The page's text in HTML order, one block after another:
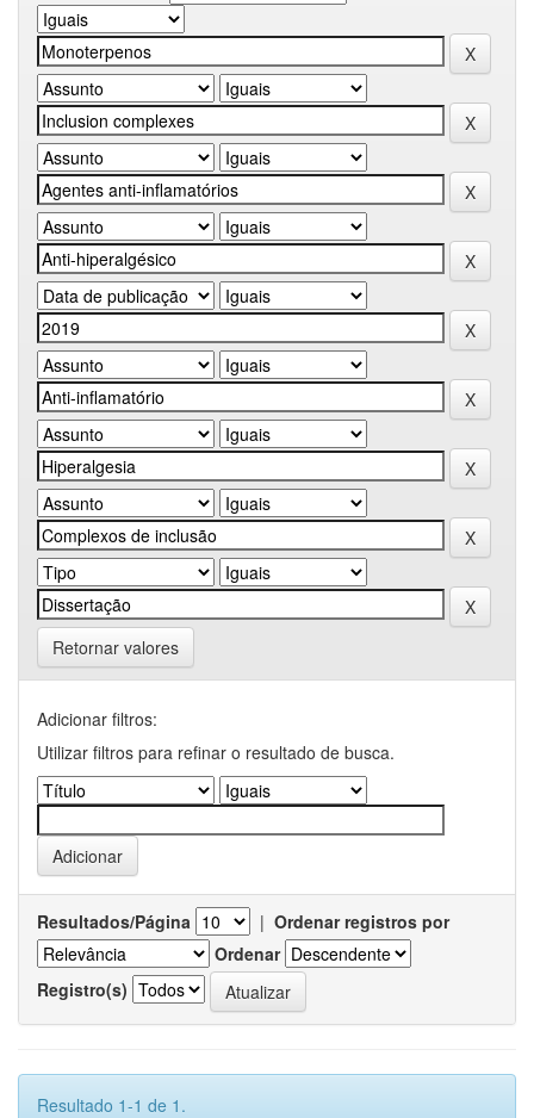
Retornar valores
Adicionar filtros:
Utilizar filtros para refinar o resultado de busca.
Resultados/Página | Ordenar registros por
Ordenar
Registro(s)
Resultado 1-1 de 1.